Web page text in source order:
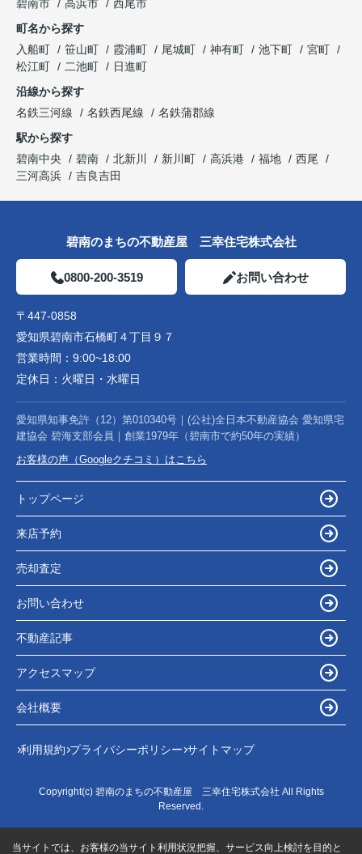
碧南市
高浜市
西尾市
町名から探す
入船町
笹山町 霞浦町 尾城町 神有町 池下町
宮町
松江町
二池町
日進町
沿線から探す
名鉄三河線
名鉄西尾線
名鉄蒲郡線
駅から探す
碧南中央
碧南 北新川 新川町 高浜港 福地
西尾
三河高浜
吉良吉田
碧南のまちの不動産屋 三幸住宅株式会社
0800-200-3519 お問い合わせ
〒447-0858
愛知県碧南市石橋町４丁目９７
営業時間： 9:00~18:00
定休日： 火曜日・水曜日
愛知県知事免許（12）第010340号｜(公社)全日本不動産協会 愛知県宅
建協会 碧海支部会員｜創業1979年（碧南市で約50年の実績）
お客様の声（Googleクチコミ）はこちら
トップページ
来店予約
売却査定
お問い合わせ
不動産記事
アクセスマップ
会社概要
利用規約 プライバシーポリシー サイトマップ
Copyright(c) 碧南のまちの不動産屋 三幸住宅株式会社 All Rights
Reserved.
当サイトでは、お客様の当サイト利用状況把握、サービス向上検討を目的と